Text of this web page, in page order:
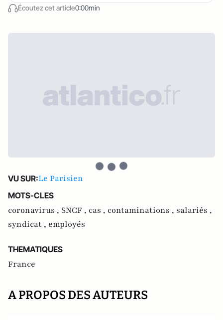
Écoutez cet article0:00min
VU SUR:Le Parisien
MOTS-CLES
coronavirus , SNCF , cas , contaminations , salariés ,
syndicat , employés
THEMATIQUES
France
A PROPOS DES AUTEURS